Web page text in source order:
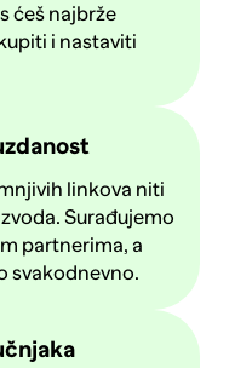
ćeš najbrže
i nastaviti
linkova niti
Surađujemo
partnerima, a
svakodnevno.